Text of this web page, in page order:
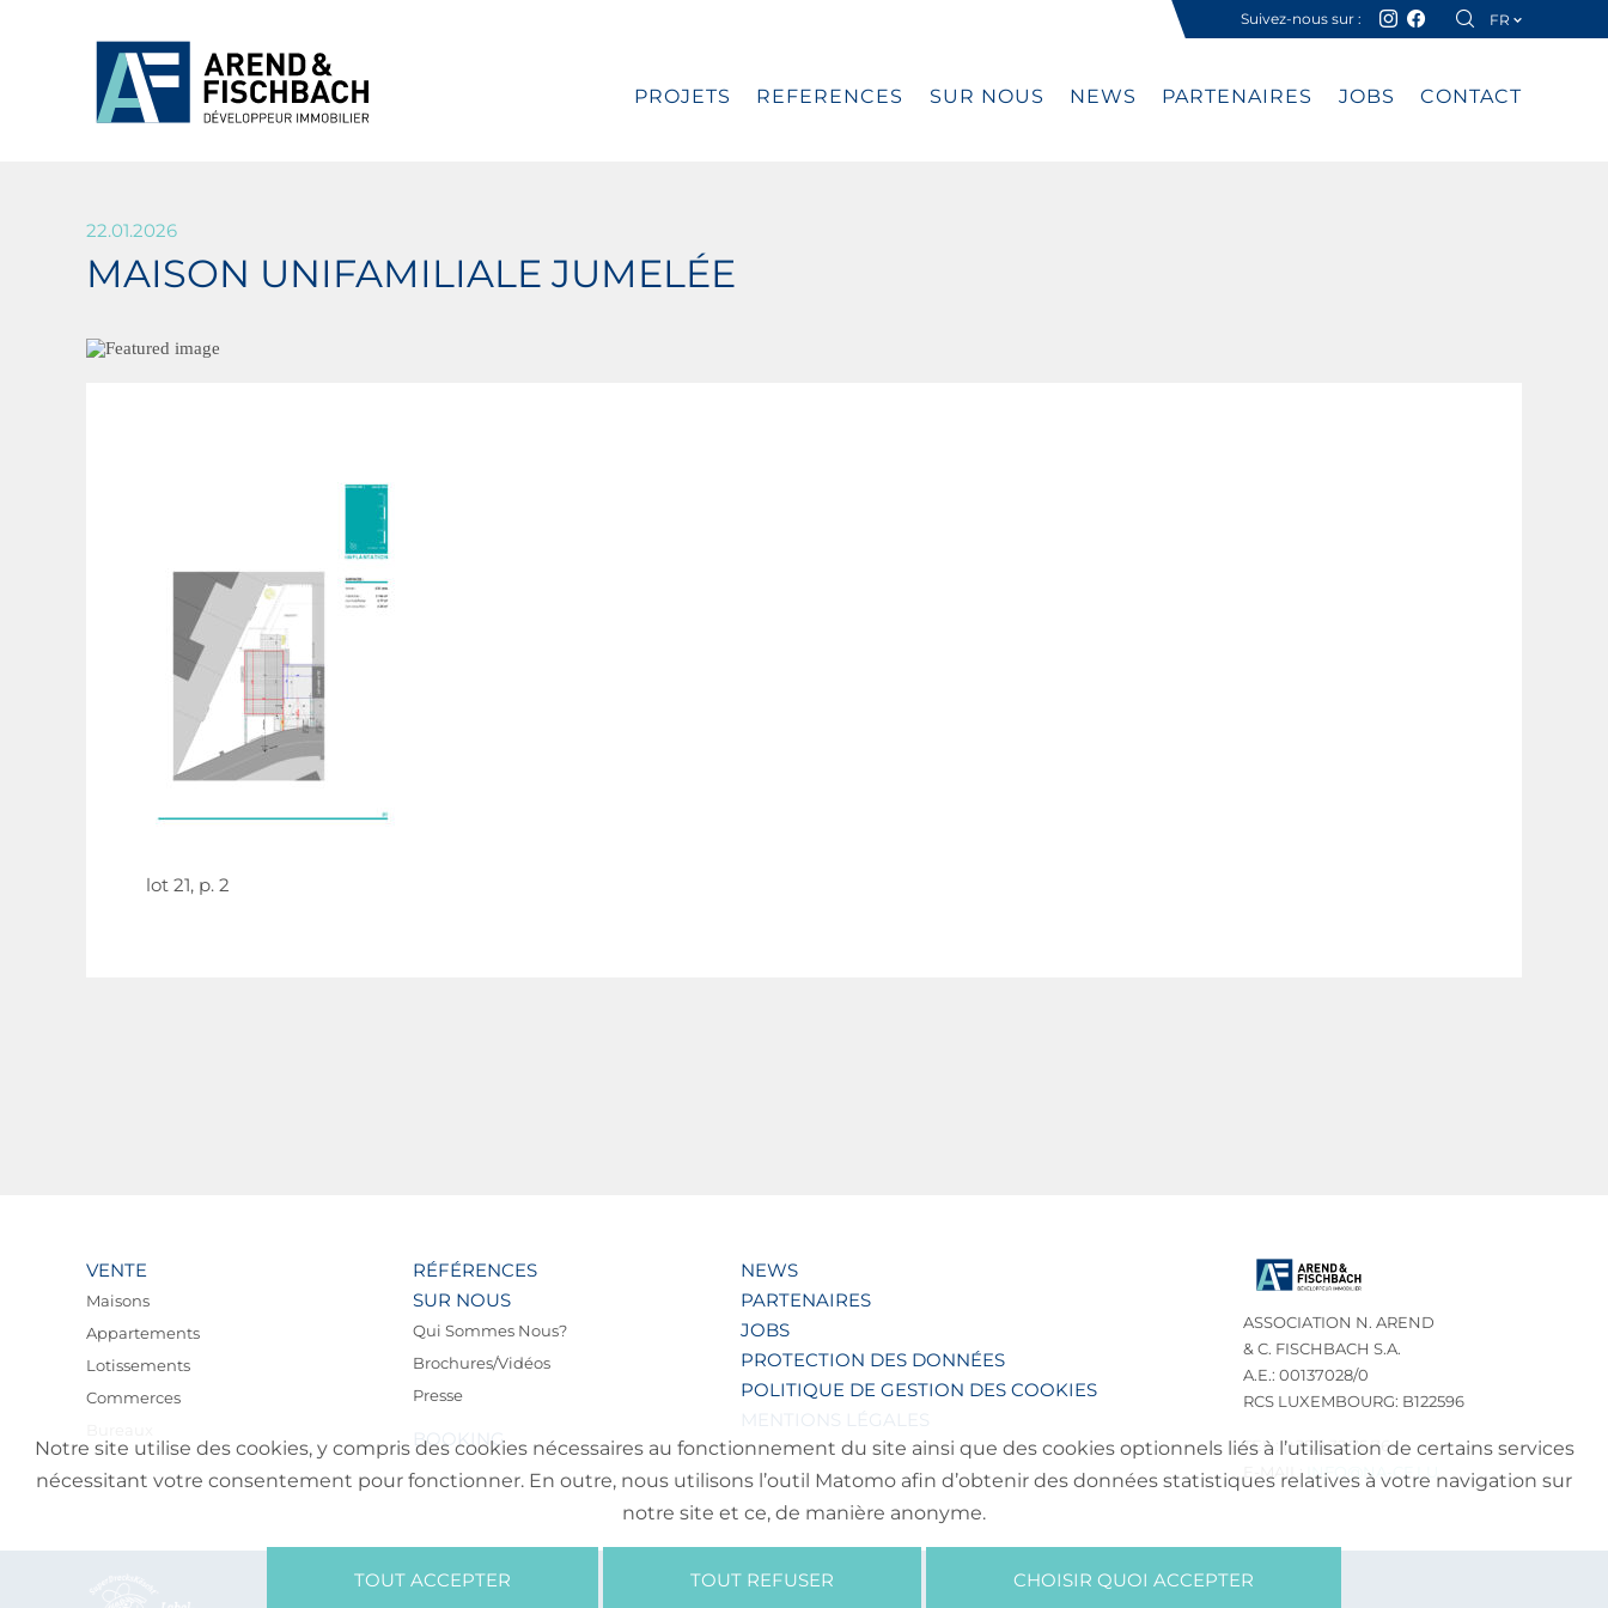
Suivez-nous sur : FR
PROJETS REFERENCES SUR NOUS NEWS PARTENAIRES JOBS CONTACT
22.01.2026
MAISON UNIFAMILIALE JUMELÉE
lot 21, p. 2
VENTE
Maisons
Appartements
Lotissements
Commerces
RÉFÉRENCES
SUR NOUS
Qui Sommes Nous?
Brochures/Vidéos
Presse
BOOKING
NEWS
PARTENAIRES
JOBS
PROTECTION DES DONNÉES
POLITIQUE DE GESTION DES COOKIES
MENTIONS LÉGALES
ASSOCIATION N. AREND
& C. FISCHBACH S.A.
A.E.: 00137028/0
RCS LUXEMBOURG: B122596
TEL.: (+352) 32 75 76
E-MAIL:
INFO@NA-CF.LU
Notre site utilise des cookies, y compris des cookies nécessaires au fonctionnement du site ainsi que des cookies optionnels liés à l’utilisation de certains services
nécessitant votre consentement pour fonctionner. En outre, nous utilisons l’outil Matomo afin d’obtenir des données statistiques relatives à votre navigation sur
notre site et ce, de manière anonyme.
TOUT ACCEPTER TOUT REFUSER CHOISIR QUOI ACCEPTER